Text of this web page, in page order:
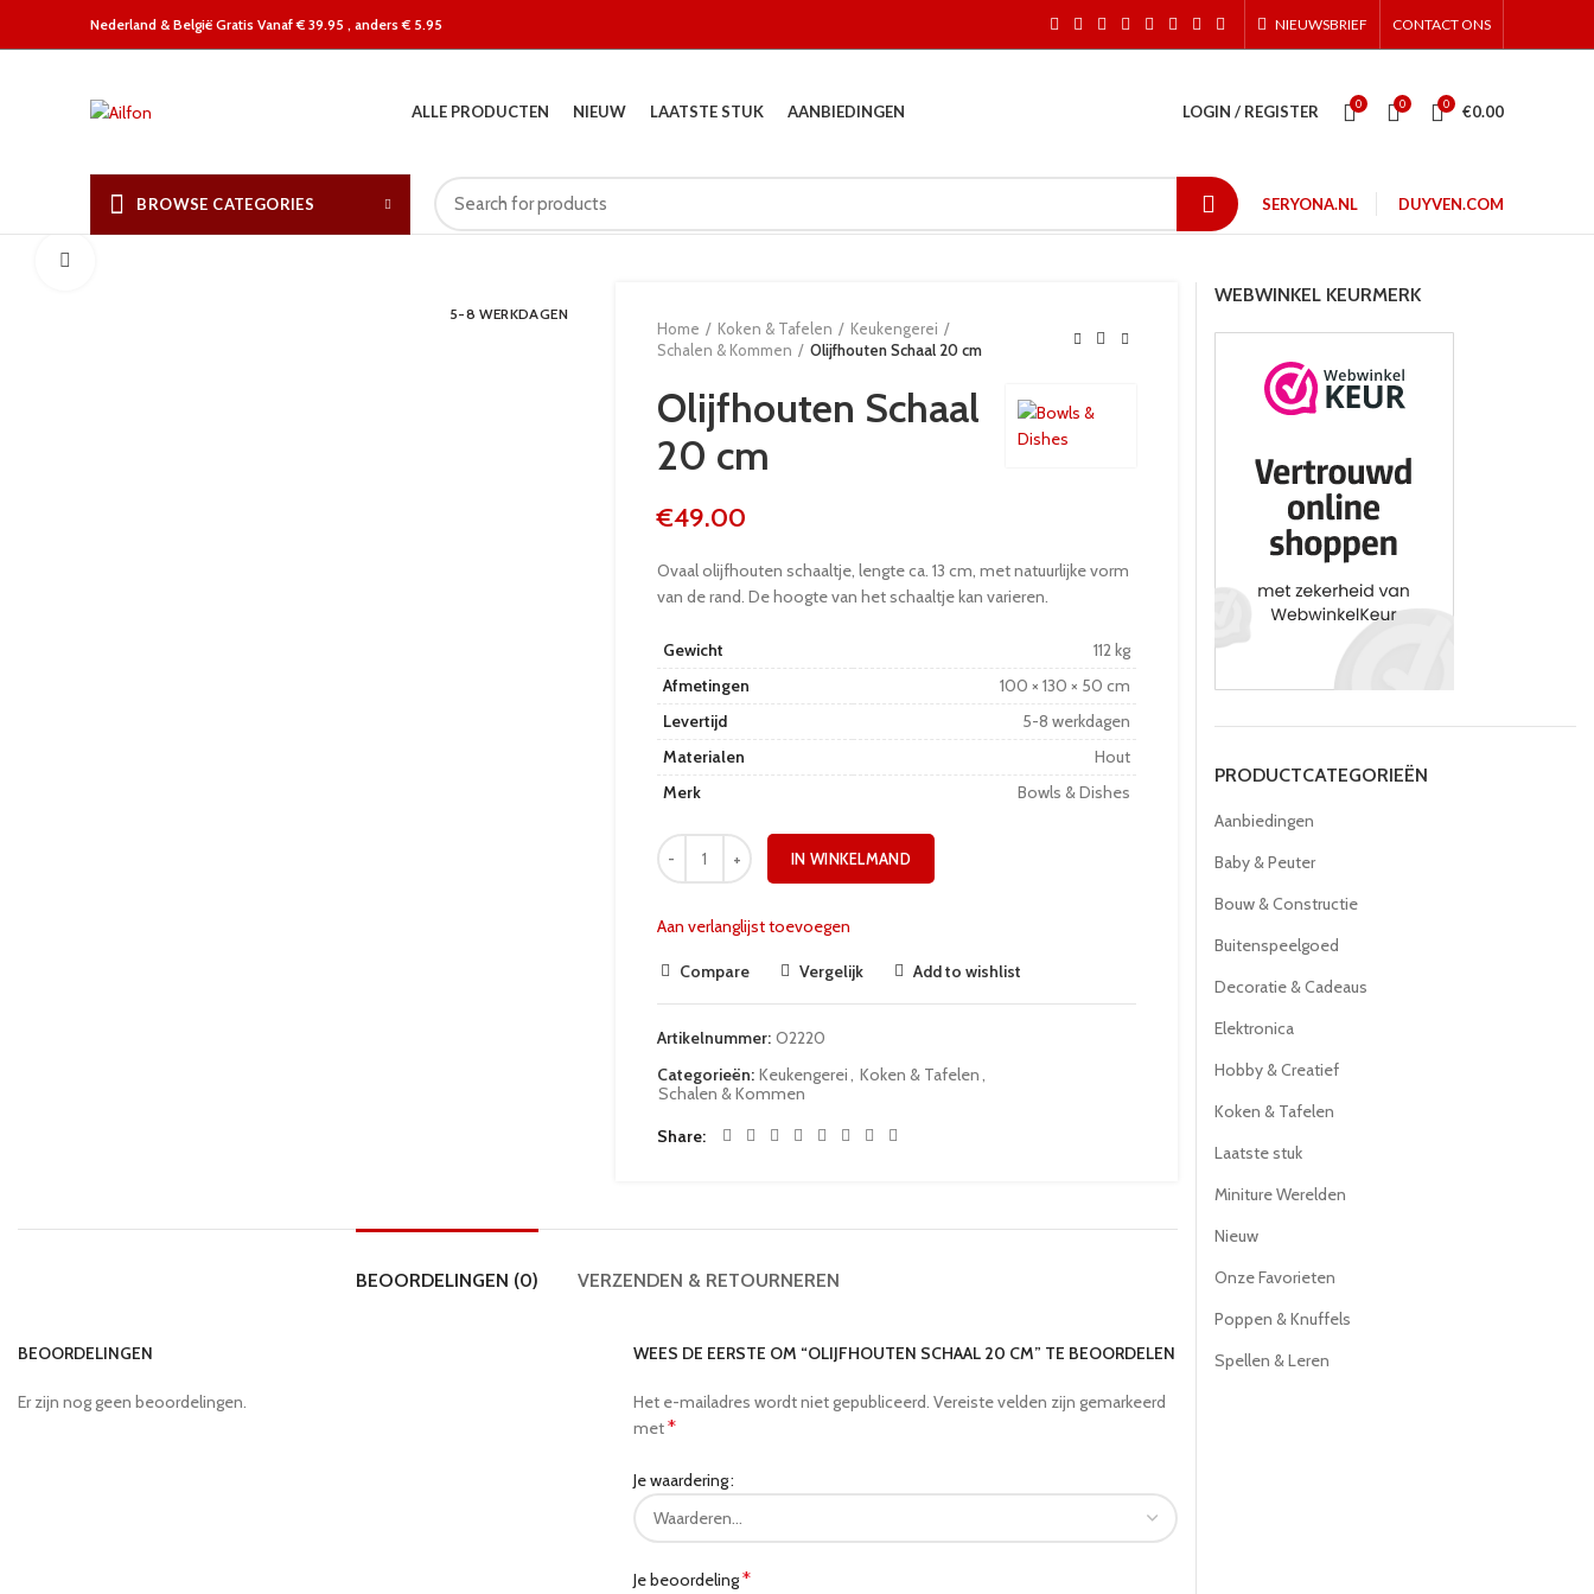
Nederland & België Gratis Vanaf € 39.95 , anders € 5.95 NIEUWSBRIEF CONTACT ONS
ALLE PRODUCTEN NIEUW LAATSTE STUK AANBIEDINGEN LOGIN / REGISTER 0 0 0 €0.00
BROWSE CATEGORIES SERYONA.NL DUYVEN.COM
5-8 WERKDAGEN
Home Koken & Tafelen
Keukengerei
Schalen & Kommen
Olijfhouten Schaal 20 cm
Olijfhouten Schaal
20 cm
€49.00
Ovaal olijfhouten schaaltje, lengte ca. 13 cm, met natuurlijke vorm
van de rand. De hoogte van het schaaltje kan varieren.
Gewicht
112 kg
Afmetingen
100 × 130 × 50 cm
Levertijd
5-8 werkdagen
Materialen
Hout
Merk
Bowls & Dishes
IN WINKELMAND
Aan verlanglijst toevoegen
Compare Vergelijk Add to wishlist
Artikelnummer: O2220
Categorieën: Keukengerei, Koken & Tafelen,
Schalen & Kommen
Share
BEOORDELINGEN (0) VERZENDEN & RETOURNEREN
BEOORDELINGEN
Er zijn nog geen beoordelingen.
WEES DE EERSTE OM “OLIJFHOUTEN SCHAAL 20 CM” TE BEOORDELEN
Het e-mailadres wordt niet gepubliceerd. Vereiste velden zijn gemarkeerd
met*
Je waardering
Je beoordeling*
WEBWINKEL KEURMERK
PRODUCTCATEGORIEËN
Aanbiedingen
Baby & Peuter
Bouw & Constructie
Buitenspeelgoed
Decoratie & Cadeaus
Elektronica
Hobby & Creatief
Koken & Tafelen
Laatste stuk
Miniture Werelden
Nieuw
Onze Favorieten
Poppen & Knuffels
Spellen & Leren